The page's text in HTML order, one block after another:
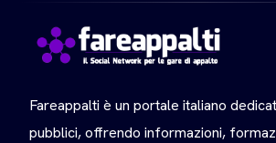
Fareappalti è un portale italiano
pubblici, offrendo informazioni,